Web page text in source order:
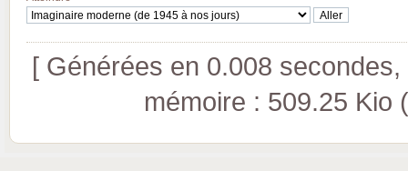
[ Générées en 0.008
mémoire : 509.25 Kio